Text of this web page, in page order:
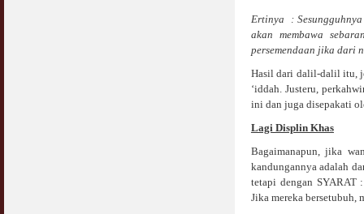
Ertinya :
akan membawa
persemendaan jika dari
Hasil dari dalil-dalil itu,
‘iddah. Justeru,
ini dan juga disepakati
Lagi Displin Khas
Bagaimanapun, jika
kandungannya adalah
tetapi dengan SYARAT
Jika mereka bersetubuh,